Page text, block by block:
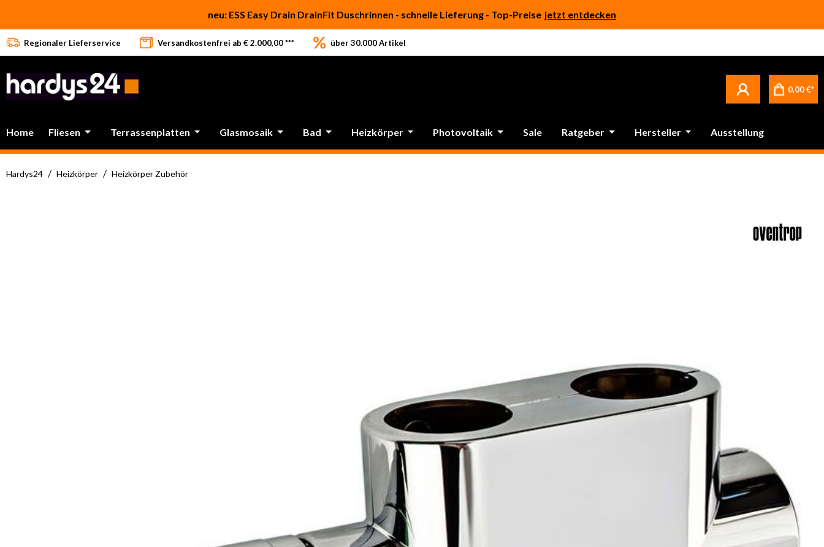
neu: ESS Easy Drain DrainFit Duschrinnen - schnelle Lieferung - Top-Preise jetzt entdecken
Regionaler Lieferservice Versandkostenfrei ab € 2.000,00 *** über 30.000 Artikel
0,00 €*
Home Fliesen Terrassenplatten Glasmosaik Bad Heizkörper Photovoltaik Sale Ratgeber Hersteller Ausstellung
Hardys24 / Heizkörper / Heizkörper Zubehör